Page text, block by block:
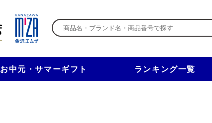
お中元・サマーギフト ランキング一覧
新規入会で3千円以上で使える500